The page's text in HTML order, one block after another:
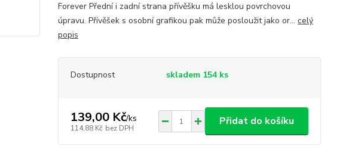
Forever Přední i zadní strana přívěšku má lesklou povrchovou
úpravu. Přívěšek s osobní grafikou pak může posloužit jako or... celý
popis
Dostupnost skladem 154 ks
139,00 Kč/ks
114,88 Kč bez DPH
Přidat do košíku